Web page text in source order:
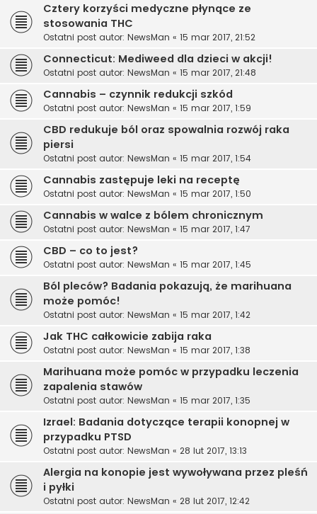
Cztery korzyści medyczne płynące ze
stosowania THC
Ostatni post autor: NewsMan « 15 mar 2017, 21:52
Connecticut: Mediweed dla dzieci w akcji!
Ostatni post autor: NewsMan « 15 mar 2017, 21:48
Cannabis – czynnik redukcji szkód
Ostatni post autor: NewsMan « 15 mar 2017, 1:59
CBD redukuje ból oraz spowalnia rozwój raka
piersi
Ostatni post autor: NewsMan « 15 mar 2017, 1:54
Cannabis zastępuje leki na receptę
Ostatni post autor: NewsMan « 15 mar 2017, 1:50
Cannabis w walce z bólem chronicznym
Ostatni post autor: NewsMan « 15 mar 2017, 1:47
CBD – co to jest?
Ostatni post autor: NewsMan « 15 mar 2017, 1:45
Ból pleców? Badania pokazują, że marihuana
może pomóc!
Ostatni post autor: NewsMan « 15 mar 2017, 1:42
Jak THC całkowicie zabija raka
Ostatni post autor: NewsMan « 15 mar 2017, 1:38
Marihuana może pomóc w przypadku leczenia
zapalenia stawów
Ostatni post autor: NewsMan « 15 mar 2017, 1:35
Izrael: Badania dotyczące terapii konopnej w
przypadku PTSD
Ostatni post autor: NewsMan « 28 lut 2017, 13:13
Alergia na konopie jest wywoływana przez pleśń
i pyłki
Ostatni post autor: NewsMan « 28 lut 2017, 12:42